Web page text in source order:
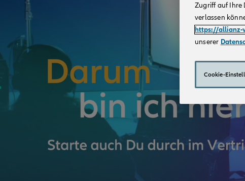
Zugriff auf Ihre
verlassen
https://allianz-
unserer
Cookie-